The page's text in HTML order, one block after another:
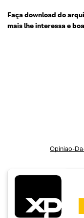
Faça download do
mais lhe interessa e
Opiniao-